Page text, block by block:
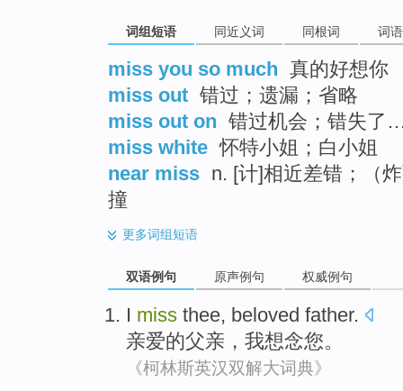
词组短语 同近义词 同根词 词
miss you so much 真的好想你
miss out 错过；遗漏；省略
miss out on 错过机会；错失了
miss white 怀特小姐；白小姐
near miss n. [计]相近差错；（
撞
更多词组短语
双语例句 原声例句 权威例句
I miss thee, beloved father.
亲爱的父亲 ， 我想念您。
《柯林斯英汉双解大词典》